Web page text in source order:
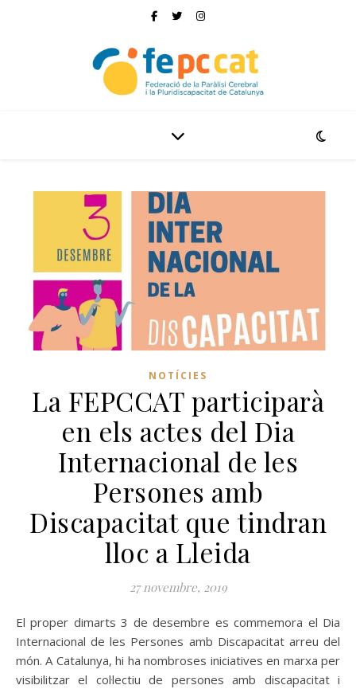
NOTÍCIES
La FEPCCAT participarà
en els actes del Dia
Internacional de les
Persones amb
Discapacitat que tindran
lloc a Lleida
27 novembre, 2019
El proper dimarts 3 de desembre es commemora el Dia
Internacional de les Persones amb Discapacitat arreu del
món. A Catalunya, hi ha nombroses iniciatives en marxa per
visibilitzar el col·lectiu de persones amb discapacitat i